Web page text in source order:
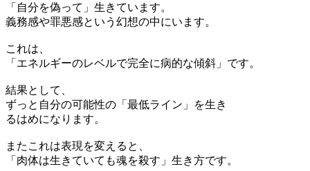
「自分を偽って」生きています。
義務感や罪悪感という幻想の中にいます。
これは、
「エネルギーのレベルで完全に病的な傾斜」です。
結果として、
ずっと自分の可能性の「最低ライン」を生き
るはめになります。
またこれは表現を変えると、
「肉体は生きていても魂を殺す」生き方です。